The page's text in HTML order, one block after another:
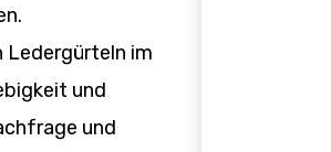
Ledergürteln im
und
und